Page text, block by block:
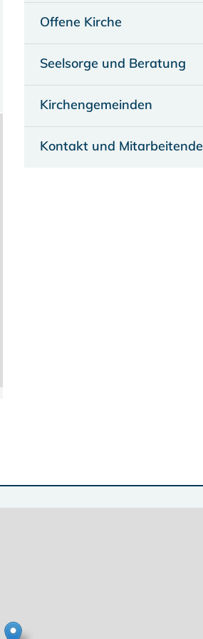
Offene Kirche
Seelsorge und Beratung
Kirchengemeinden
Kontakt und Mitarbeitende